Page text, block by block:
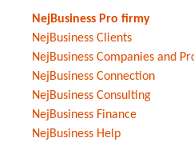
NejBusiness Pro firmy
NejBusiness Clients
NejBusiness Companies and
NejBusiness Connection
NejBusiness Consulting
NejBusiness Finance
NejBusiness Help